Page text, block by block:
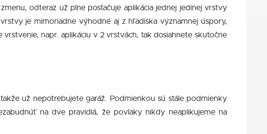
odteraz už plne postačuje aplikácia jednej jedinej vrstvy
je mimoriadne výhodné aj z hľadiska významnej úspory,
napr. aplikáciu v 2 vrstvách, tak dosiahnete skutočne
už nepotrebujete garáž. Podmienkou sú stále podmienky
na dve pravidlá, že povlaky nikdy neaplikujeme na